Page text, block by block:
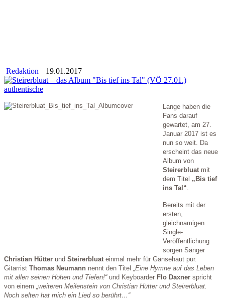
Redaktion 19.01.2017
Lange haben die
Fans darauf
gewartet, am 27.
Januar 2017 ist es
nun so weit. Da
erscheint das neue
Album von
Steirerbluat mit
dem Titel „Bis tief
ins Tal“
Bereits mit der
ersten,
gleichnamigen
Single-
Veröffentlichung
sorgen Sänger
Christian Hütter und Steirerbluat einmal mehr für Gänsehaut pur.
Gitarrist Thomas Neumann nennt den Titel
„Eine Hymne auf das Leben
mit allen seinen Höhen und Tiefen!“und Keyboarder Flo Daxner spricht
von einem „weiteren Meilenstein von Christian Hütter und Steirerbluat.
Noch selten hat mich ein Lied so berührt…“